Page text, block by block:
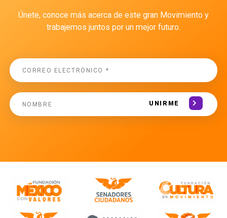
Únete, conoce más acerca de este gran Movimiento y
trabajemos juntos por un mejor futuro.
UNIRME